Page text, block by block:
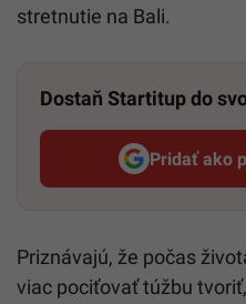
stretnutie na Bali.
Dostaň Startitup do
Pridať ako
Priznávajú, že počas
viac pociťovať túžbu